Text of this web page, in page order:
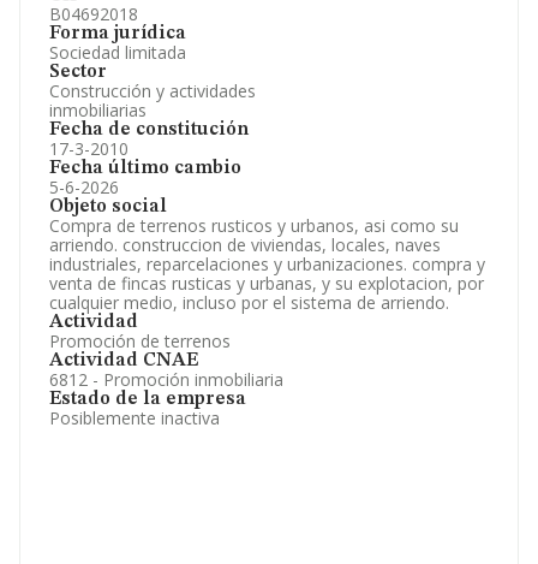
B04692018
Forma jurídica
Sociedad limitada
Sector
Construcción y actividades
inmobiliarias
Fecha de constitución
17-3-2010
Fecha último cambio
5-6-2026
Objeto social
Compra de terrenos rusticos y urbanos, asi como su
arriendo. construccion de viviendas, locales, naves
industriales, reparcelaciones y urbanizaciones. compra y
venta de fincas rusticas y urbanas, y su explotacion, por
cualquier medio, incluso por el sistema de arriendo.
Actividad
Promoción de terrenos
Actividad CNAE
6812 - Promoción inmobiliaria
Estado de la empresa
Posiblemente inactiva